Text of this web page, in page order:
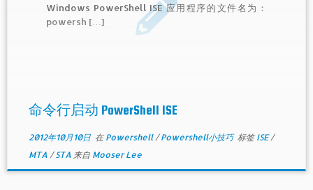
Windows PowerShell ISE 应用程序的文件名为：
powersh […]
命令行启动 PowerShell ISE
2012年10月10日在 Powershell/Powershell小技巧 标签ISE/
MTA /STA 来自 Mooser Lee